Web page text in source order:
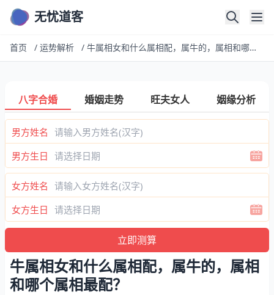
无忧道客
首页 / 运势解析 / 牛属相女和什么属相配，属牛的，属相和哪个属相最配？
八字合婚 婚姻走势 旺夫女人 姻缘分析
男方姓名
男方生日
女方姓名
女方生日
牛属相女和什么属相配，属牛的，属相
和哪个属相最配？